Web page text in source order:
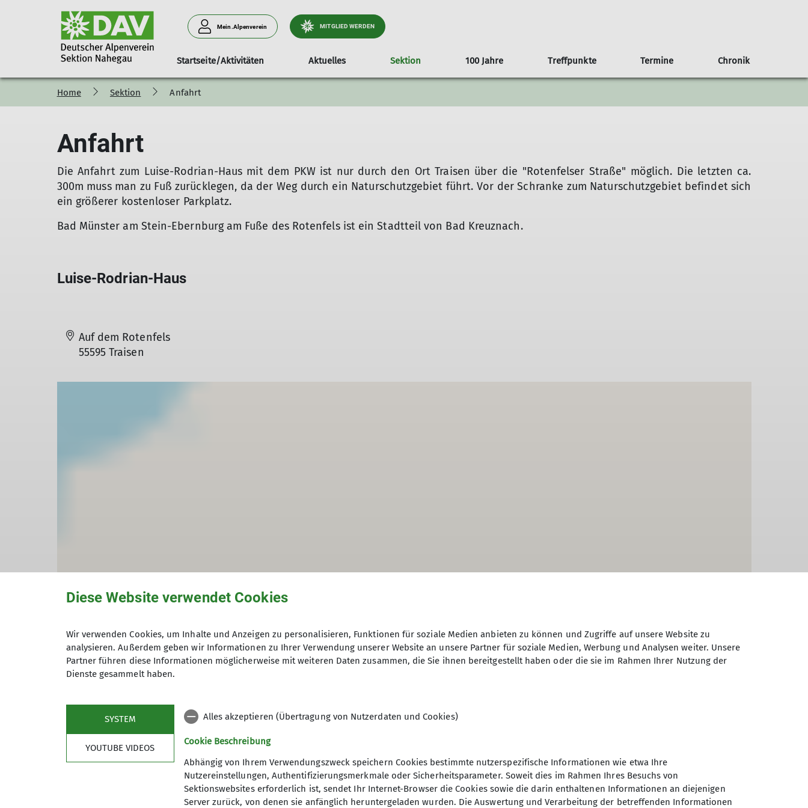
Mein.Alpenverein MITGLIED WERDEN
Startseite/Aktivitäten Aktuelles Sektion
Ansprechpartner Mitgliederinformationen Formulare/Dokumente Vermietung Anfahrt Der Rotenfels
100 Jahre
100 Jahre Sektion Nahegau Pressemitteilung Vortrag Heinz Zack Fotowettbewerb/Kalender Weitere Veranstaltungen
Treffpunkte Termine Chronik
Berichte Mitteilungshefte Video Alpinathlon 2018 25 Jahre Luise Rodrian Haus 75 Jahre Sektion Nahegau
Home Sektion Anfahrt
Anfahrt
Die Anfahrt zum Luise-Rodrian-Haus mit dem PKW ist nur durch den Ort Traisen über die "Rotenfelser Straße" möglich. Die letzten ca.
300m muss man zu Fuß zurücklegen, da der Weg durch ein Naturschutzgebiet führt. Vor der Schranke zum Naturschutzgebiet befindet sich
ein größerer kostenloser Parkplatz.
Bad Münster am Stein-Ebernburg am Fuße des Rotenfels ist ein Stadtteil von Bad Kreuznach.
Luise-Rodrian-Haus
Auf dem Rotenfels
55595 Traisen
Diese Website verwendet Cookies
Wir verwenden Cookies, um Inhalte und Anzeigen zu personalisieren, Funktionen für soziale Medien anbieten zu können und Zugriffe auf unsere Website zu
analysieren. Außerdem geben wir Informationen zu Ihrer Verwendung unserer Website an unsere Partner für soziale Medien, Werbung und Analysen weiter. Unsere
Partner führen diese Informationen möglicherweise mit weiteren Daten zusammen, die Sie ihnen bereitgestellt haben oder die sie im Rahmen Ihrer Nutzung der
Dienste gesammelt haben.
SYSTEM
YOUTUBE VIDEOS
Alles akzeptieren (Übertragung von Nutzerdaten und Cookies)
Cookie Beschreibung
Abhängig von Ihrem Verwendungszweck speichern Cookies bestimmte nutzerspezifische Informationen wie etwa Ihre
Nutzereinstellungen, Authentifizierungsmerkmale oder Sicherheitsparameter. Soweit dies im Rahmen Ihres Besuchs von
Sektionswebsites erforderlich ist, sendet Ihr Internet-Browser die Cookies sowie die darin enthaltenen Informationen an diejenigen
Server zurück, von denen sie anfänglich heruntergeladen wurden. Die Auswertung und Verarbeitung der betreffenden Informationen